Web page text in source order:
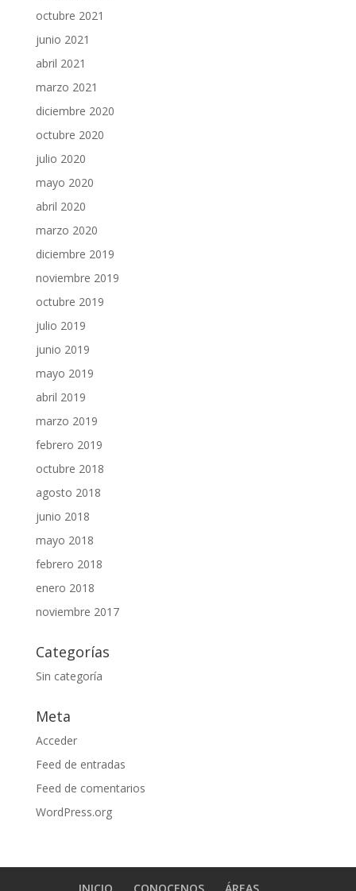
octubre 2021
junio 2021
abril 2021
marzo 2021
diciembre 2020
octubre 2020
julio 2020
mayo 2020
abril 2020
marzo 2020
diciembre 2019
noviembre 2019
octubre 2019
julio 2019
junio 2019
mayo 2019
abril 2019
marzo 2019
febrero 2019
octubre 2018
agosto 2018
junio 2018
mayo 2018
febrero 2018
enero 2018
noviembre 2017
Categorías
Sin categoría
Meta
Acceder
Feed de entradas
Feed de comentarios
WordPress.org